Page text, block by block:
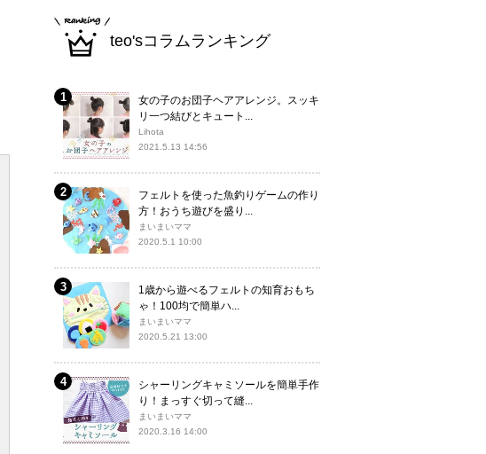
teo'sコラムランキング
女の子のお団子ヘアアレンジ。スッキ
リ一つ結びとキュート...
Lihota
2021.5.13 14:56
フェルトを使った魚釣りゲームの作り
方！おうち遊びを盛り...
まいまいママ
2020.5.1 10:00
1歳から遊べるフェルトの知育おもち
ゃ！100均で簡単ハ...
まいまいママ
2020.5.21 13:00
シャーリングキャミソールを簡単手作
り！まっすぐ切って縫...
まいまいママ
2020.3.16 14:00